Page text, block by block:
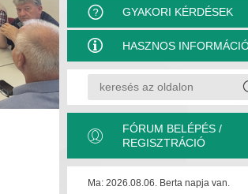
GYAKORI KÉRDÉSEK
HASZNOS
FÓRUM BELÉPÉS /
REGISZTRÁCIÓ
Ma: 2026.08.06. Berta napja van.